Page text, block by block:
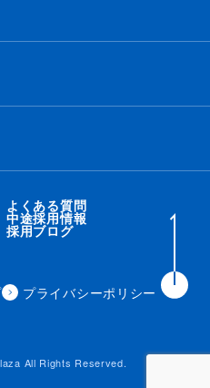
ン
よくある質問
中途採用情報
採用ブログ
プライバシーポリシー
All Rights Reserved.